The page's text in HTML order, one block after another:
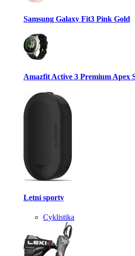
Samsung Galaxy Fit3 Pink Gold
Amazfit Active 3 Premium Apex
Letní sporty
Cyklistika